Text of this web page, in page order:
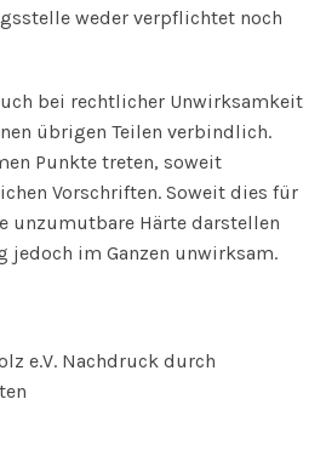
weder verpflichtet noch
bei rechtlicher Unwirksamkeit
übrigen Teilen verbindlich.
Punkte treten, soweit
Vorschriften. Soweit dies für
unzumutbare Härte darstellen
jedoch im Ganzen unwirksam.
e.V. Nachdruck durch